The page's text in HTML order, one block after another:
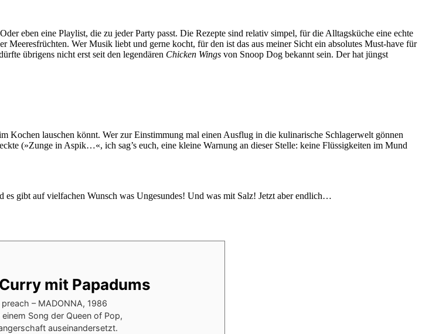
eben eine Playlist, die zu jeder Party passt. Die Rezepte sind relativ simpel, für die Alltagsküche eine echte
Wer Musik liebt und gerne kocht, für den ist das aus meiner Sicht ein absolutes Must-have für
übrigens nicht erst seit den legendären Chicken Wings von Snoop Dog bekannt sein. Der hat jüngst
Kochen lauschen könnt. Wer zur Einstimmung mal einen Ausflug in die kulinarische Schlagerwelt gönnen
(»Zunge in Aspik…«, ich sag’s euch, eine kleine Warnung an dieser Stelle: keine Flüssigkeiten im Mund
es gibt auf vielfachen Wunsch was Ungesundes! Und was mit Salz! Jetzt aber endlich…
mit Papadums
– MADONNA, 1986
Song der Queen of Pop,
auseinandersetzt.